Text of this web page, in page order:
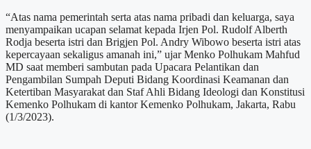
“Atas nama pemerintah serta atas nama pribadi dan keluarga, saya
menyampaikan ucapan selamat kepada Irjen Pol. Rudolf Alberth
Rodja beserta istri dan Brigjen Pol. Andry Wibowo beserta istri atas
kepercayaan sekaligus amanah ini,” ujar Menko Polhukam Mahfud
MD saat memberi sambutan pada Upacara Pelantikan dan
Pengambilan Sumpah Deputi Bidang Koordinasi Keamanan dan
Ketertiban Masyarakat dan Staf Ahli Bidang Ideologi dan Konstitusi
Kemenko Polhukam di kantor Kemenko Polhukam, Jakarta, Rabu
(1/3/2023).